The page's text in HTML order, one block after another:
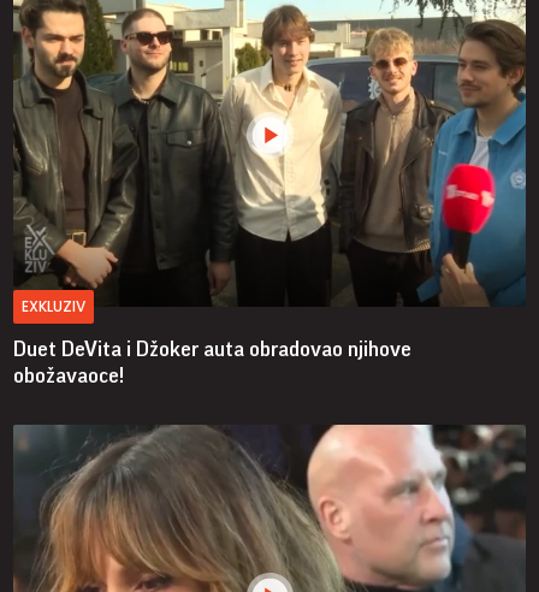
EXKLUZIV
Duet DeVita i Džoker auta obradovao njihove
obožavaoce!